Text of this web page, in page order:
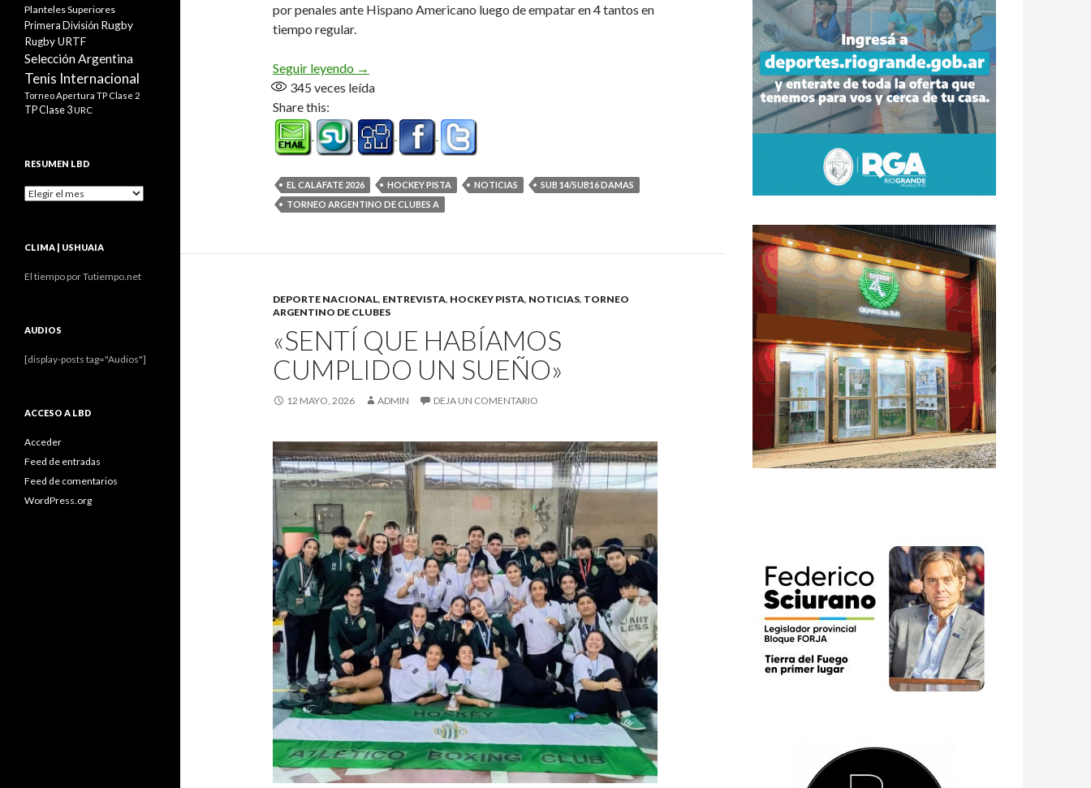
por penales ante Hispano Americano luego de empatar en 4 tantos en
tiempo regular.
Seguir leyendo Águilas campeonas
→
345 veces leída
Share this:
EL CALAFATE 2026 HOCKEY PISTA NOTICIAS
SUB 14/SUB16 DAMAS
TORNEO ARGENTINO DE CLUBES A
DEPORTE NACIONAL, ENTREVISTA, HOCKEY PISTA, NOTICIAS, TORNEO
ARGENTINO DE CLUBES
«SENTÍ QUE HABÍAMOS
CUMPLIDO UN SUEÑO»
12 MAYO, 2026 ADMIN DEJA UN COMENTARIO
Planteles Superiores
Primera División Rugby
Rugby URTF
Selección Argentina
Tenis Internacional
Torneo Apertura TP Clase 2
TP Clase 3URC
RESUMEN LBD
Resumen
CLIMA | USHUAIA
El tiempo por Tutiempo.net
AUDIOS
[display-posts tag="Audios"]
ACCESO A LBD
Acceder
Feed de entradas
Feed de comentarios
WordPress.org